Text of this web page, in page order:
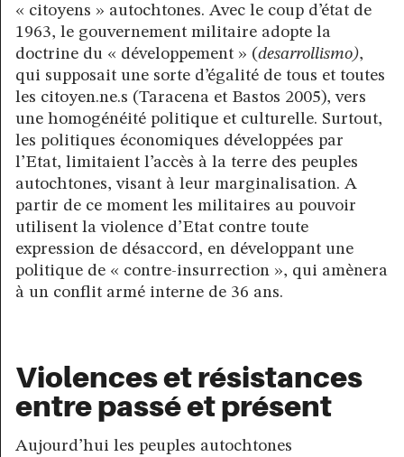
« citoyens » autochtones. Avec le coup d’état de
1963, le gouvernement militaire adopte la
doctrine du « développement » (desarrollismo),
qui supposait une sorte d’égalité de tous et toutes
les citoyen.ne.s (Taracena et Bastos 2005), vers
une homogénéité politique et culturelle. Surtout,
les politiques économiques développées par
l’Etat, limitaient l’accès à la terre des peuples
autochtones, visant à leur marginalisation. A
partir de ce moment les militaires au pouvoir
utilisent la violence d’Etat contre toute
expression de désaccord, en développant une
politique de « contre-insurrection », qui amènera
à un conflit armé interne de 36 ans.
Violences et résistances
entre passé et présent
Aujourd’hui les peuples autochtones